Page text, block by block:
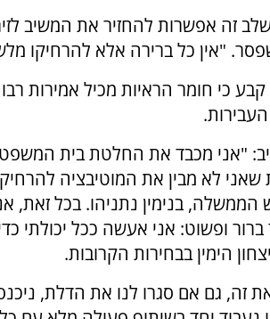
זה אפשרות להחזיר את המשיב
"אין כל ברירה אלא להרחיקו
כי חומר הראיות מכיל אמירות
"אני מכבד את החלטת בית המשפט
שאני לא מבין את המוטיבציה
בנימין נתניהו. בכל זאת,
ופשוט: אני אעשה ככל יכולתי
הימין בבחירות הקרובות.
זה, גם אם סגרו לנו את הדלת,